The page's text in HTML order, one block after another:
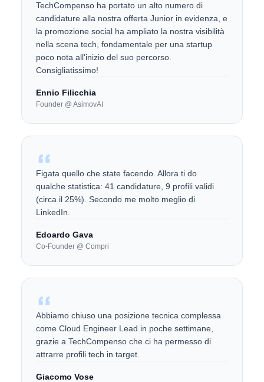
TechCompenso ha portato un alto numero di
candidature alla nostra offerta Junior in evidenza, e
la promozione social ha ampliato la nostra visibilità
nella scena tech, fondamentale per una startup
poco nota all'inizio del suo percorso.
Consigliatissimo!
Ennio Filicchia
Founder @ AsimovAI
Figata quello che state facendo. Allora ti do
qualche statistica: 41 candidature, 9 profili validi
(circa il 25%). Secondo me molto meglio di
LinkedIn.
Edoardo Gava
Co-Founder @ Compri
Abbiamo chiuso una posizione tecnica complessa
come Cloud Engineer Lead in poche settimane,
grazie a TechCompenso che ci ha permesso di
attrarre profili tech in target.
Giacomo Vose